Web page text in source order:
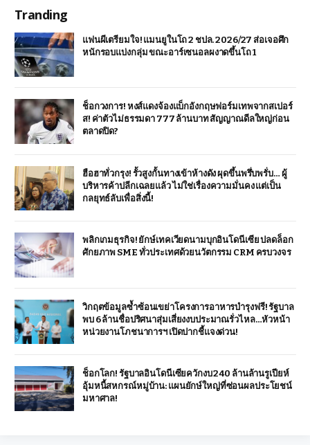
Tranding
แฟนผีเตรียมใจ! แมนยูในโถ 2 ชปล. 2026/27 ส่อเจอศึก
หนักรอบแบ่งกลุ่ม ขณะอาร์เซนอลผงาดขึ้นโถ 1
ช็อกวงการ! หงส์แดงจ้องแบ็กอังกฤษฟอร์มเทพจากสเปอร์
ส! ค่าตัวไม่ธรรมดา 777 ล้านบาท สัญญาณดีลใหญ่ก่อน
ตลาดปิด?
ฮือฮาทั่วกรุง! รั้วสูงกั้นทางเข้าห้างดัง ผุดขึ้นพรึ่บพรั่บ… ผู้
บริหารค้าปลีกเฉลยแล้ว ไม่ใช่เรื่องความมั่นคง แต่เป็น
กลยุทธ์ลับเพื่อสิ่งนี้!
พลิกเกมธุรกิจ! ยักษ์เทคเวียดนามบุกอินโดนีเซีย ปลดล็อก
ศักยภาพ SME ทั่วประเทศด้วยนวัตกรรม CRM ครบวงจร
วิกฤตข้อมูลซ้ำซ้อนเขย่าโครงการอาหารบำรุงฟรี! รัฐบาล
พบ 6 ล้านชื่อปริศนาสุ่มเสี่ยงงบประมาณรั่วไหล…หัวหน้า
หน่วยงานโภชนาการฯ เปิดปากชี้แจงด่วน!
ช็อกโลก! รัฐบาลอินโดนีเซียควักงบ 240 ล้านล้านรูเปียห์
อุ้มหนี้สหกรณ์หมู่บ้าน: แผนยักษ์ใหญ่ที่ซ่อนผลประโยชน์
มหาศาล!